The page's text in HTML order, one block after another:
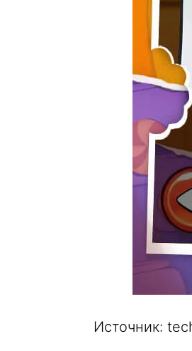
Источник: